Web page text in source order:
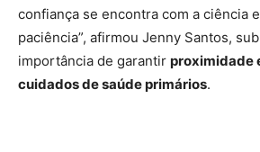
confiança se encontra com a ciência
paciência”, afirmou Jenny Santos,
importância de garantir proximidade
cuidados de saúde primários.